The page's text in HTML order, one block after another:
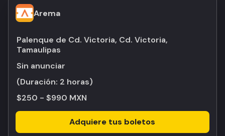
Arema
Palenque de Cd. Victoria, Cd. Victoria,
Tamaulipas
Sin anunciar
(Duración: 2 horas)
$250 - $990 MXN
Adquiere tus boletos